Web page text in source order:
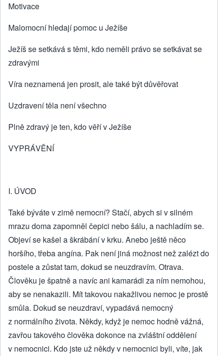
Motivace
Malomocní hledají pomoc u Ježíše
Ježíš se setkává s těmi, kdo neměli právo se setkávat se
zdravými
Víra neznamená jen prosit, ale také být důvěřovat
Uzdravení těla není všechno
Plně zdravý je ten, kdo věří v Ježíše
VYPRÁVĚNÍ
I. ÚVOD
Také býváte v zimě nemocní? Stačí, abych si v silném
mrazu doma zapomněl čepici nebo šálu, a nachladím se.
Objeví se kašel a škrábání v krku. Anebo ještě něco
horšího, třeba angína. Pak není jiná možnost než zalézt do
postele a zůstat tam, dokud se neuzdravím. Otrava.
Člověku je špatně a navíc ani kamarádi za ním nemohou,
aby se nenakazili. Mít takovou nakažlivou nemoc je prostě
smůla. Dokud se neuzdraví, vypadává nemocný
z normálního života. Někdy, když je nemoc hodně vážná,
zavřou takového člověka dokonce na zvláštní oddělení
v nemocnici. Kdo jste už někdy v nemocnici byli, víte, jak